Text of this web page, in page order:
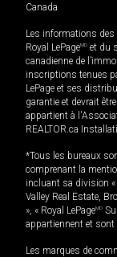
Canada
Les informations
Royal LePageMD et du
canadienne de
inscriptions tenues
LePage et ses
garantie et devrait
appartient à
REALTOR.ca
*Tous les bureaux
comprenant la
incluant sa division «
Valley Real Estate,
», « Royal LePageMD
appartiennent et sont
Les marques de